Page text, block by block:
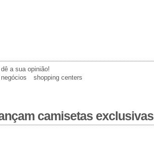
dê a sua opinião!
negócios shopping centers
camisetas exclusivas